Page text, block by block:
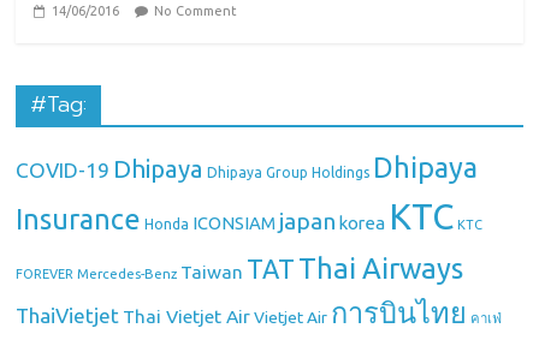
14/06/2016 No Comment
#Tag:
COVID-19 Dhipaya Dhipaya Group Holdings Dhipaya
Insurance Honda ICONSIAM japan korea KTC KTC
FOREVER Mercedes-Benz Taiwan TAT Thai Airways
ThaiVietjet Thai Vietjet Air Vietjet Air การบินไทย คาเฟ่